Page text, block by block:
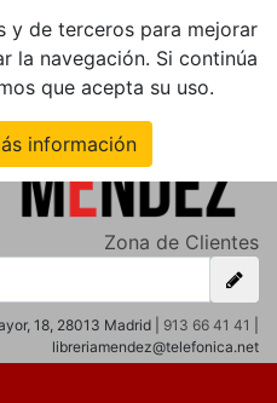
y de terceros para mejorar
la navegación. Si continúa
que acepta su uso.
información
Zona de Clientes
18, 28013 Madrid | 913 66 41 41
libreriamendez@telefonica.net